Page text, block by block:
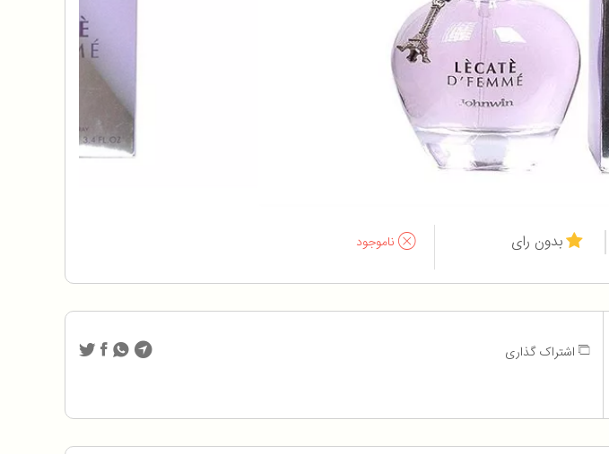
بدون رای ناموجود
اشتراک گذاری